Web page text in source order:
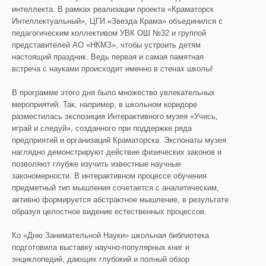
интеллекта. В рамках реализации проекта «Краматорск
Интеллектуальный», ЦГИ «Звезда Крама» объединился с
педагогическим коллективом УВК ОШ №32 и группой
представителей АО «НКМЗ», чтобы устроить детям
настоящий праздник. Ведь первая и самая памятная
встреча с науками происходит именно в стенах школы!
В программе этого дня было множество увлекательных
мероприятий. Так, например, в школьном коридоре
разместилась экспозиция Интерактивного музея «Учись,
играй и следуй», созданного при поддержке ряда
предприятий и организаций Краматорска. Экспонаты музея
наглядно демонстрируют действие физических законов и
позволяют глубже изучить известные научные
закономерности. В интерактивном процессе обучения
предметный тип мышления сочетается с аналитическим,
активно формируется абстрактное мышление, в результате
образуя целостное видение естественных процессов.
Ко «Дню Занимательной Науки» школьная библиотека
подготовила выставку научно-популярных книг и
энциклопедий, дающих глубокий и полный обзор